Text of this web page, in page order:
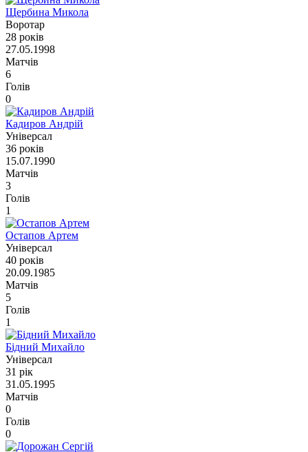
Щербина Микола
Воротар
28 років
27.05.1998
Матчів
6
Голів
0
Кадиров Андрій
Універсал
36 років
15.07.1990
Матчів
3
Голів
1
Остапов Артем
Універсал
40 років
20.09.1985
Матчів
5
Голів
1
Бідний Михайло
Універсал
31 рік
31.05.1995
Матчів
0
Голів
0